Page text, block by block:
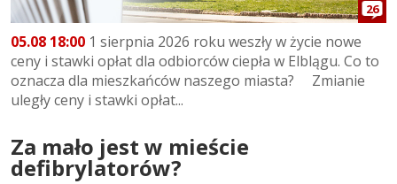
26
05.08 18:00 1 sierpnia 2026 roku weszły w życie nowe
ceny i stawki opłat dla odbiorców ciepła w Elblągu. Co to
oznacza dla mieszkańców naszego miasta? Zmianie
uległy ceny i stawki opłat...
Za mało jest w mieście
defibrylatorów?